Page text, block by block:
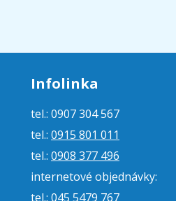
Infolinka
tel.: 0907 304 567
tel.: 0915 801 011
tel.: 0908 377 496
internetové objednávky:
tel.: 045 5479 767